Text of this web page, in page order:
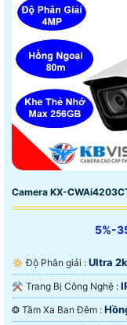
Camera KX-
5%-
🔅 Độ Phân giải : Ultra
⚒ Trang Bị Công Nghệ :
❂ Tầm Xa Ban Đêm :